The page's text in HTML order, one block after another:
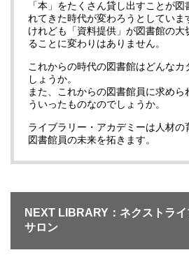
「本」をたくさん貸し出すことが
れてきた時代が変わろうとしていま
けれども「資料提供」が図書館の大
ることに変わりはありません。
これからの時代の図書館はどんなカ
しょうか。
また、これからの図書館員に求め
ういったものなのでしょうか。
ライブラリー・アカデミーは人材の
図書館員の未来を拓きます。
NEXT LIBRARY：ネクストラ
サロン